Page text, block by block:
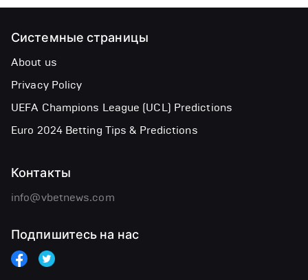
Системные страницы
About us
Privacy Policy
UEFA Champions League (UCL) Predictions
Euro 2024 Betting Tips & Predictions
Контакты
info@vbetnews.com
Подпишитесь на нас